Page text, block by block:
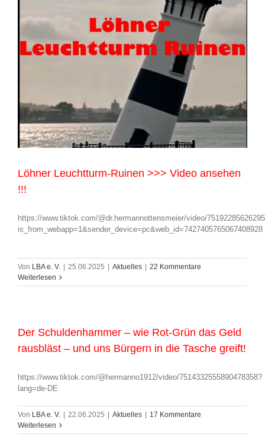
Löhner Leuchtturm-Ruinen >>> Video ansehen
!!!
https://www.tiktok.com/@dr.hermannottensmeier/video/
is_from_webapp=1&sender_device=pc&web_id=7427405765067408928
Von LBA e. V. 25.06.2025 Aktuelles
22 Kommentare
Weiterlesen
Der Schuldenhammer – wie Rot-Grün das Geld
rausbläst – und uns Bürgern in die Tasche greift!
https://www.tiktok.com/@hermanno1912/video/7514332555890478358?
lang=de-DE
Von LBA e. V. 22.06.2025 Aktuelles
17 Kommentare
Weiterlesen